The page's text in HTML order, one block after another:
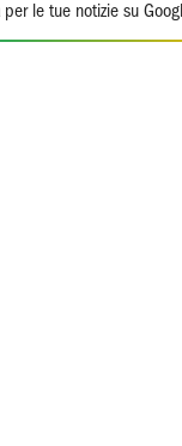
per le tue notizie su